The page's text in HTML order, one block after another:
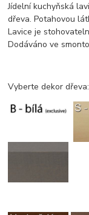
Jídelní kuchyňská
dřeva. Potahovou
Lavice je
Dodáváno ve
Vyberte dekor dřeva: